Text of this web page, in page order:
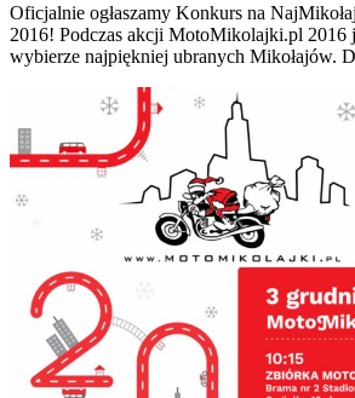
Oficjalnie ogłaszamy Konkurs na
2016! Podczas akcji MotoMikolajki.pl 2016
wybierze najpiękniej ubranych Mikołajów.